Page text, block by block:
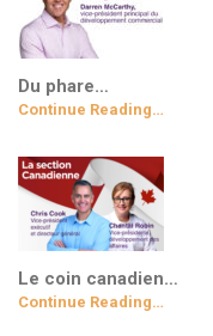
Du phare…
Continue Reading…
Le coin canadien…
Continue Reading…